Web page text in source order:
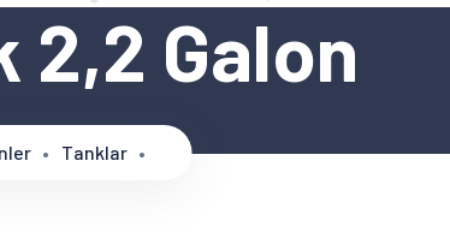
2,2 Galon
Tanklar